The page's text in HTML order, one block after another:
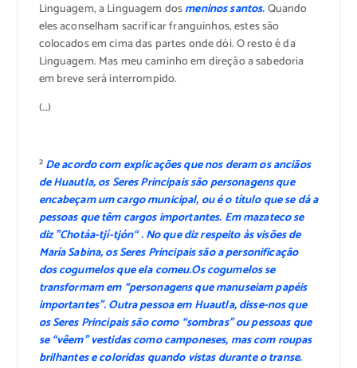
Linguagem, a Linguagem dosmeninos santos.Quando
eles aconselham sacrificar franguinhos, estes são
colocados em cima das partes onde dói. O resto é da
Linguagem. Mas meu caminho em direção a sabedoria
em breve será interrompido.
(…)
²De acordo com explicações que nos deram os anciãos
de Huautla, os Seres Principais são personagens que
encabeçam um cargo municipal, ou é o título que se dá a
pessoas que têm cargos importantes. Em mazateco se
diz ”Chotáa-tjí-tjón“ . No que diz respeito às visões de
María Sabina, os Seres Principais são a personificação
dos cogumelos que ela comeu.Os cogumelos se
transformam em “personagens que manuseiam papéis
importantes”. Outra pessoa em Huautla, disse-nos que
os Seres Principais são como “sombras” ou pessoas que
se “vêem” vestidas como camponeses, mas com roupas
brilhantes e coloridas quando vistas durante o transe.